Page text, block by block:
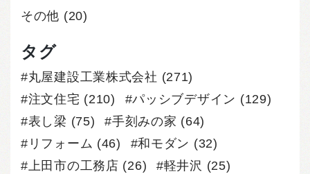
その他 (20)
タグ
丸屋建設工業株式会社 (271)
注文住宅 (210) パッシブデザイン (129)
表し梁 (75) 手刻みの家 (64)
リフォーム (46) 和モダン (32)
上田市の工務店 (26) 軽井沢 (25)